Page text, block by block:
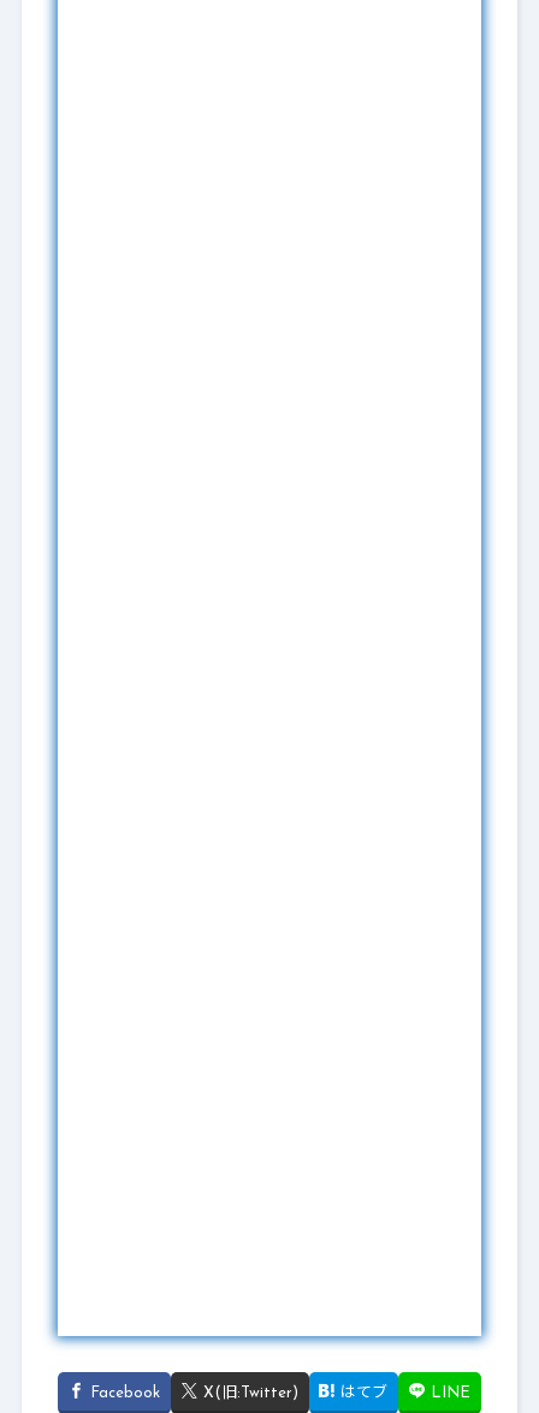
Facebook X(旧:Twitter) はてブ LINE